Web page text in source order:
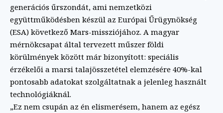
generációs űrszondát, ami nemzetközi
együttműködésben készül az Európai Űrügynökség
(ESA) következő Mars-missziójához. A magyar
mérnökcsapat által tervezett műszer földi
körülmények között már bizonyított: speciális
érzékelői a marsi talajösszetétel elemzésére 40%-kal
pontosabb adatokat szolgáltatnak a jelenleg használt
technológiáknál.
„Ez nem csupán az én elismerésem, hanem az egész